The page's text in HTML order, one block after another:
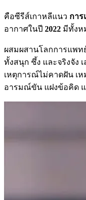
คือซีรีส์เกาหลีแนว กา
อากาศในปี 2022 มีทั้งห
ผสมผสานโลกการแพท
ทั้งสนุก ซึ้ง และจริงจัง
เหตุการณ์ไม่คาดฝัน เ
อารมณ์ขัน แฝงข้อคิด